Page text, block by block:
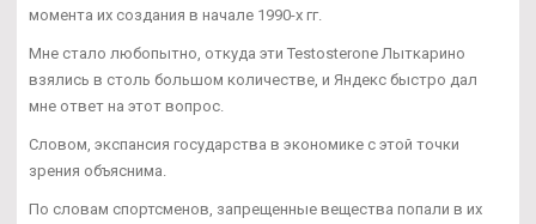
момента их создания в начале 1990-х гг.
Мне стало любопытно, откуда эти Testosterone Лыткарино
взялись в столь большом количестве, и Яндекс быстро дал
мне ответ на этот вопрос.
Словом, экспансия государства в экономике с этой точки
зрения объяснима.
По словам спортсменов, запрещенные вещества попали в их